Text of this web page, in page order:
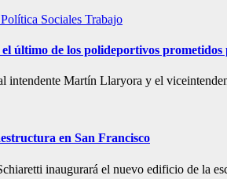
Política Sociales Trabajo
último de los polideportivos prometidos
intendente Martín Llaryora y el
en San Francisco
inaugurará el nuevo edificio de la